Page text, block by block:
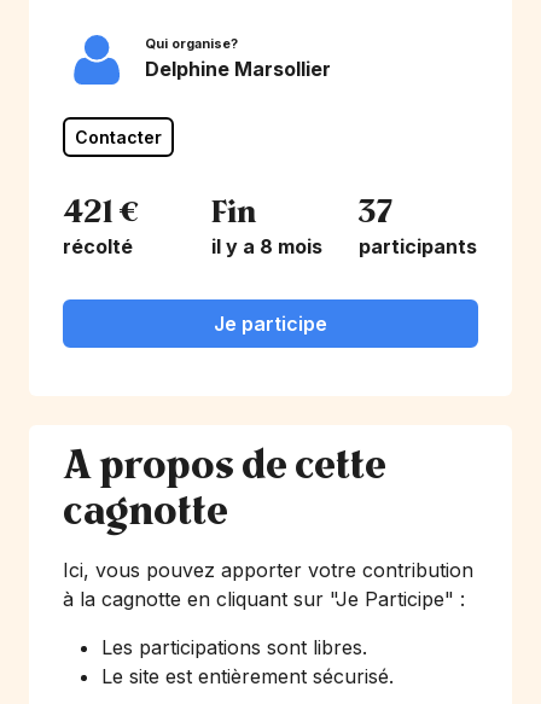
Qui organise?
Delphine Marsollier
Contacter
421 €
récolté
Fin
il y a 8 mois
37
participants
Je participe
A propos de cette
cagnotte
Ici, vous pouvez apporter votre contribution
à la cagnotte en cliquant sur "Je Participe" :
Les participations sont libres.
Le site est entièrement sécurisé.